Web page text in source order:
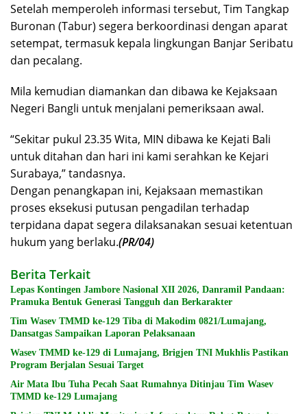
Setelah memperoleh informasi tersebut, Tim Tangkap
Buronan (Tabur) segera berkoordinasi dengan aparat
setempat, termasuk kepala lingkungan Banjar Seribatu
dan pecalang.
Mila kemudian diamankan dan dibawa ke Kejaksaan
Negeri Bangli untuk menjalani pemeriksaan awal.
“Sekitar pukul 23.35 Wita, MIN dibawa ke Kejati Bali
untuk ditahan dan hari ini kami serahkan ke Kejari
Surabaya,” tandasnya.
Dengan penangkapan ini, Kejaksaan memastikan
proses eksekusi putusan pengadilan terhadap
terpidana dapat segera dilaksanakan sesuai ketentuan
hukum yang berlaku.(PR/04)
Berita Terkait
Lepas Kontingen Jambore Nasional XII 2026, Danramil Pandaan:
Pramuka Bentuk Generasi Tangguh dan Berkarakter
Tim Wasev TMMD ke-129 Tiba di Makodim 0821/Lumajang,
Dansatgas Sampaikan Laporan Pelaksanaan
Wasev TMMD ke-129 di Lumajang, Brigjen TNI Mukhlis Pastikan
Program Berjalan Sesuai Target
Air Mata Ibu Tuha Pecah Saat Rumahnya Ditinjau Tim Wasev
TMMD ke-129 Lumajang